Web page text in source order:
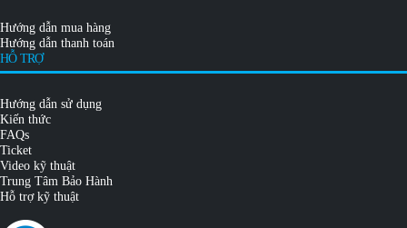
Hướng dẫn mua hàng
Hướng dẫn thanh toán
HỖ TRỢ
Hướng dẫn sử dụng
Kiến thức
FAQs
Ticket
Video kỹ thuật
Trung Tâm Bảo Hành
Hỗ trợ kỹ thuật